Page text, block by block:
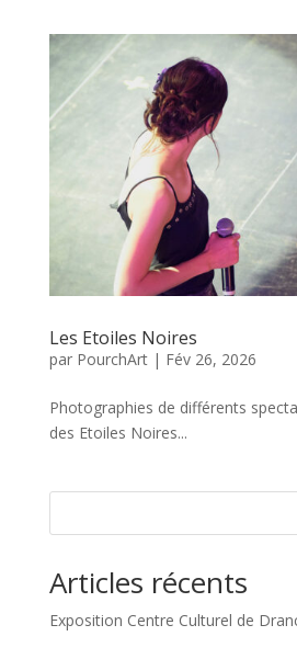
Les Etoiles Noires
par PourchArt| Fév 26, 2026
Photographies de différents
des Etoiles Noires...
Articles récents
Exposition Centre Culturel de